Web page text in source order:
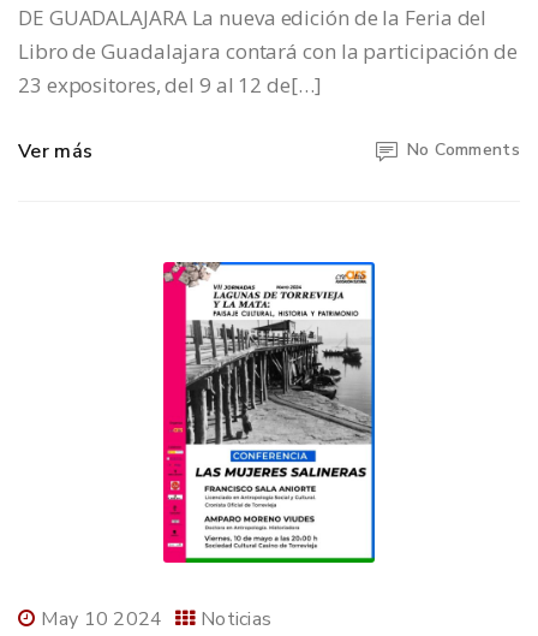
DE GUADALAJARA La nueva edición de la Feria del
Libro de Guadalajara contará con la participación de
23 expositores, del 9 al 12 de[…]
Ver más No Comments
May 10 2024 Noticias